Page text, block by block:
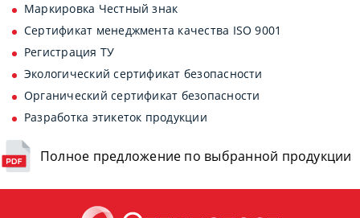
Маркировка Честный знак
Сертификат менеджмента качества ISO 9001
Регистрация ТУ
Экологический сертификат безопасности
Органический сертификат безопасности
Разработка этикеток продукции
Полное предложение по выбранной продукции